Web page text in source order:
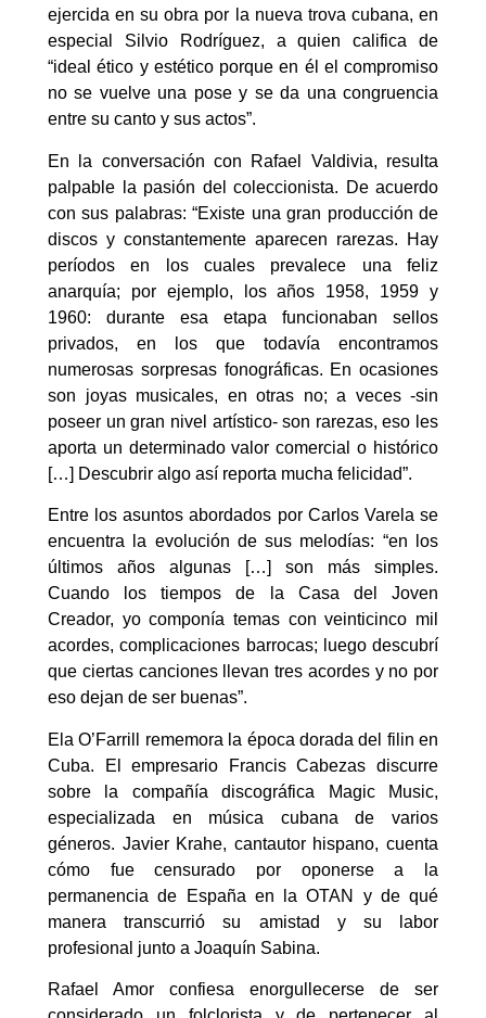
ejercida en su obra por la nueva trova cubana, en
especial Silvio Rodríguez, a quien califica de
“ideal ético y estético porque en él el compromiso
no se vuelve una pose y se da una congruencia
entre su canto y sus actos”.
En la conversación con Rafael Valdivia, resulta
palpable la pasión del coleccionista. De acuerdo
con sus palabras: “Existe una gran producción de
discos y constantemente aparecen rarezas. Hay
períodos en los cuales prevalece una feliz
anarquía; por ejemplo, los años 1958, 1959 y
1960: durante esa etapa funcionaban sellos
privados, en los que todavía encontramos
numerosas sorpresas fonográficas. En ocasiones
son joyas musicales, en otras no; a veces -sin
poseer un gran nivel artístico- son rarezas, eso les
aporta un determinado valor comercial o histórico
[…] Descubrir algo así reporta mucha felicidad”.
Entre los asuntos abordados por Carlos Varela se
encuentra la evolución de sus melodías: “en los
últimos años algunas […] son más simples.
Cuando los tiempos de la Casa del Joven
Creador, yo componía temas con veinticinco mil
acordes, complicaciones barrocas; luego descubrí
que ciertas canciones llevan tres acordes y no por
eso dejan de ser buenas”.
Ela O’Farrill rememora la época dorada del filin en
Cuba. El empresario Francis Cabezas discurre
sobre la compañía discográfica Magic Music,
especializada en música cubana de varios
géneros. Javier Krahe, cantautor hispano, cuenta
cómo fue censurado por oponerse a la
permanencia de España en la OTAN y de qué
manera transcurrió su amistad y su labor
profesional junto a Joaquín Sabina.
Rafael Amor confiesa enorgullecerse de ser